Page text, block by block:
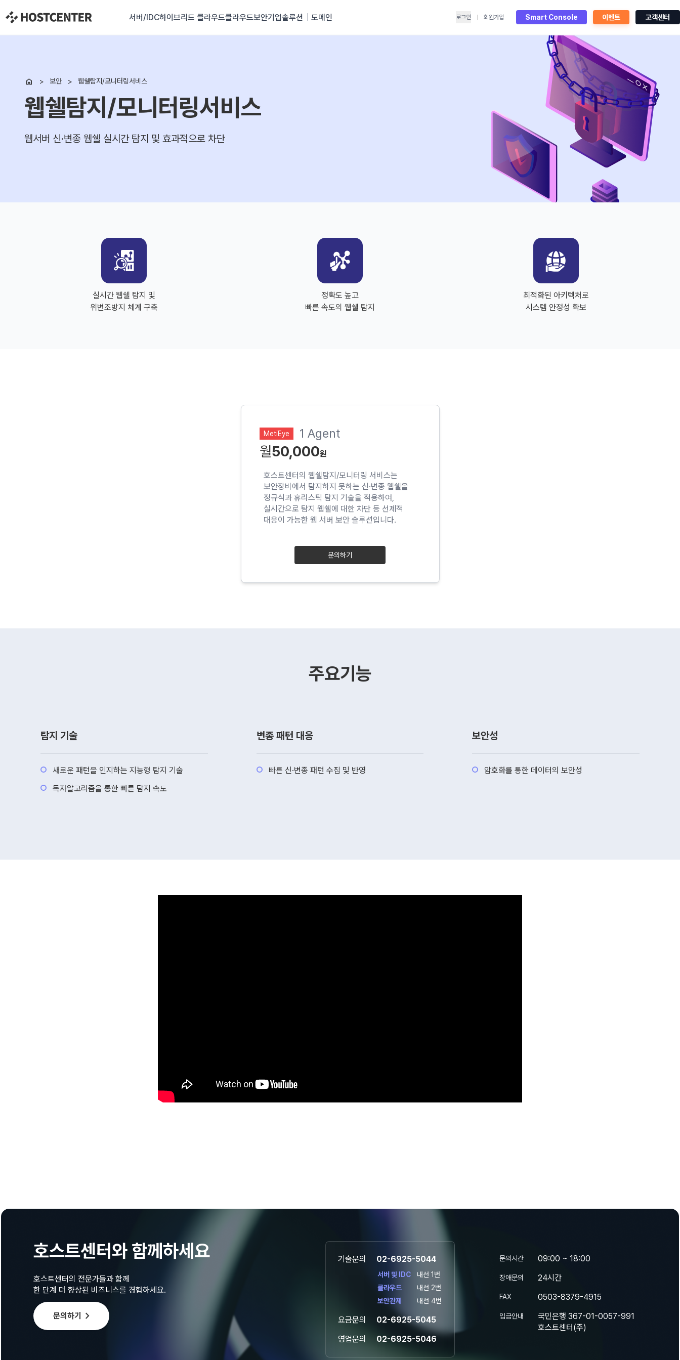
서버/IDC하이브리드 클라우드클라우드보안기업솔루션 도메인 로그인 회원가입 Smart Console 이벤트 고객센터
 보안 웹쉘탐지/모니터링서비스
웹쉘탐지/모니터링서비스
웹서버 신·변종 웹쉘 실시간 탐지 및 효과적으로 차단
실시간 웹쉘 탐지 및
위변조방지 체계 구축
정확도 높고
빠른 속도의 웹쉘 탐지
최적화된 아키텍처로
시스템 안정성 확보
MetiEye 1 Agent
월50,000
호스트센터의 웹쉘탐지/모니터링 서비스는
보안장비에서 탐지하지 못하는 신·변종 웹쉘을
정규식과 휴리스틱 탐지 기술을 적용하여,
실시간으로 탐지 웹쉘에 대한 차단 등 선제적
대응이 가능한 웹 서버 보안 솔루션입니다.
문의하기
주요기능
탐지 기술
새로운 패턴을 인지하는 지능형 탐지 기술
독자알고리즘을 통한 빠른 탐지 속도
변종 패턴 대응
빠른 신·변종 패턴 수집 및 반영
보안성
암호화를 통한 데이터의 보안성
호스트센터와 함께하세요
호스트센터의 전문가들과 함께
한 단계 더 향상된 비즈니스를 경험하세요.
문의하기 chevron_right
기술문의 02-6925-5044
서버 및 IDC
내선 1번
클라우드
내선 2번
보안관제
내선 4번
요금문의
02-6925-5045
영업문의
02-6925-5046
문의시간 09:00 ~ 18:00
장애문의 24시간
FAX 0503-8379-4915
입금안내
국민은행 367-01-0057-991
호스트센터(주)